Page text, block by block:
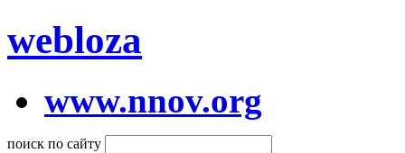
webloza
www.nnov.org
поиск по сайту